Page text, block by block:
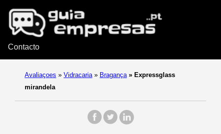
Contacto
Avaliaçoes » Vidracaria » Bragança » Expressglass
mirandela